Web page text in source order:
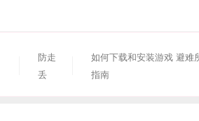
防走
丢
如何下载和安装游戏 避难
指南